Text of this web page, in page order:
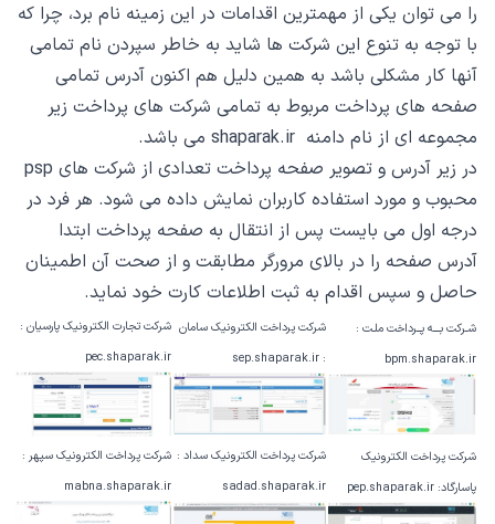
را می توان یکی از مهمترین اقدامات در این زمینه نام برد، چرا که
با توجه به تنوع این شرکت ها شاید به خاطر سپردن نام تمامی
آنها کار مشکلی باشد به همین دلیل هم اکنون آدرس تمامی
صفحه های پرداخت مربوط به تمامی شرکت های پرداخت زیر
مجموعه ای از نام دامنه shaparak.ir می باشد.
در زیر آدرس و تصویر صفحه پرداخت تعدادی از شرکت های psp
محبوب و مورد استفاده کاربران نمایش داده می شود. هر فرد در
درجه اول می بایست پس از انتقال به صفحه پرداخت ابتدا
آدرس صفحه را در بالای مرورگر مطابقت و از صحت آن اطمینان
حاصل و سپس اقدام به ثبت اطلاعات کارت خود نماید.
شـرکت بـــه پــرداخت ملـت :
bpm.shaparak.ir
شرکت پرداخت الکترونیک سامان
: sep.shaparak.ir
شرکت تجارت الکترونیک پارسیان :
pec.shaparak.ir
شرکت پرداخت الکترونیک
پاسارگاد: pep.shaparak.ir
شرکت پرداخت الکترونیک سداد :
sadad.shaparak.ir
شرکت پرداخت الکترونیک سپهر :
mabna.shaparak.ir